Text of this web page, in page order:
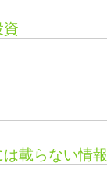
載らない情報